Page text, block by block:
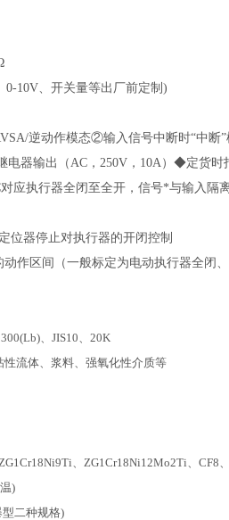
0-10V、开关量等出厂前定制)
逆动作模态②输入信号中断时“中断”
器输出（AC，250V，10A）◆定货时
应执行器全闭至全开，信号*与输入隔
位器停止对执行器的开闭控制
作区间（一般标定为电动执行器全闭
、JIS10、20K
流体、浆料、强氧化性介质等
、ZG1Cr18Ni12Mo2Ti、CF8
)
型二种规格)